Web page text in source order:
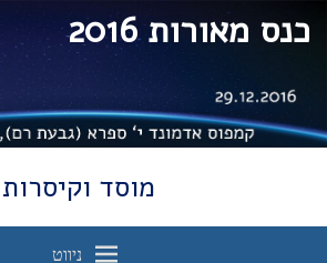
כנס מאורות 2016
מוסד וקיסרות
ניווט